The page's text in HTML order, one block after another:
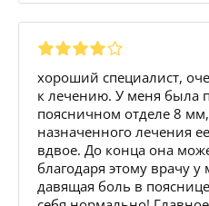
хороший специалист,
к лечению. У меня была
поясничном отделе 8
назначенного лечения
вдвое. До конца она
благодаря этому врачу
давящая боль в